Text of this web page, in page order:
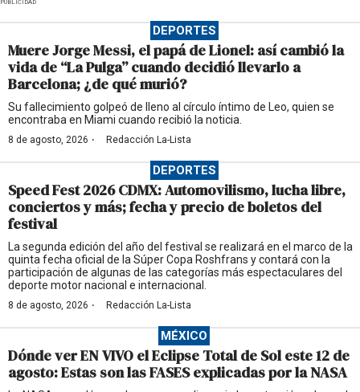
PUBLICIDAD
DEPORTES
Muere Jorge Messi, el papá de Lionel: así cambió la
vida de “La Pulga” cuando decidió llevarlo a
Barcelona; ¿de qué murió?
Su fallecimiento golpeó de lleno al círculo íntimo de Leo, quien se
encontraba en Miami cuando recibió la noticia.
8 de agosto, 2026 · Redacción La-Lista
DEPORTES
Speed Fest 2026 CDMX: Automovilismo, lucha libre,
conciertos y más; fecha y precio de boletos del
festival
La segunda edición del año del festival se realizará en el marco de la
quinta fecha oficial de la Súper Copa Roshfrans y contará con la
participación de algunas de las categorías más espectaculares del
deporte motor nacional e internacional.
8 de agosto, 2026 · Redacción La-Lista
MÉXICO
Dónde ver EN VIVO el Eclipse Total de Sol este 12 de
agosto: Estas son las FASES explicadas por la NASA